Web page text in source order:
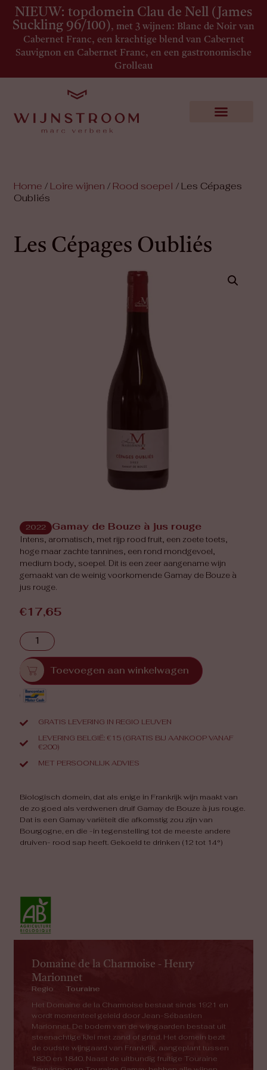
NIEUW: topdomein Clau de Nell (James
Suckling 96/100), met 3 wijnen: Blanc de Noir van
Cabernet Franc, een krachtige blend van Cabernet
Sauvignon en Cabernet Franc, en een gastronomische
Grolleau
Home / Loire wijnen / Rood soepel / Les Cépages
Oubliés
Les Cépages Oubliés
2022 Gamay de Bouze à jus rouge
Intens, aromatisch, met rijp rood fruit, een zoete toets,
hoge maar zachte tannines, een rond mondgevoel,
medium body, soepel. Dit is een zeer aangename wijn
gemaakt van de weinig voorkomende Gamay de Bouze à
jus rouge.
€17,65
Toevoegen aan winkelwagen
GRATIS LEVERING IN REGIO LEUVEN
LEVERING BELGIË: €15 (GRATIS BIJ AANKOOP VANAF
€200)
MET PERSOONLIJK ADVIES
Biologisch domein, dat als enige in Frankrijk wijn maakt van
de zo goed als verdwenen druif Gamay de Bouze à jus rouge.
Dat is een Gamay variëteit die afkomstig zou zijn van
Bourgogne, en die -in tegenstelling tot de meeste andere
druiven- rood sap heeft. Gekoeld te drinken (12 tot 14°)
Domaine de la Charmoise - Henry
Marionnet
Regio Touraine
Het Domaine de la Charmoise bestaat sinds 1921 en
wordt momenteel geleid door Jean-Sébastien
Marionnet. De bodem van de wijngaarden bestaat uit
steenachtige klei met zand of grind. Het domein bezit
de oudste wijngaard van Frankrijk, aangeplant tussen
1820 en 1840. Naast de uitbundig fruitige Touraine